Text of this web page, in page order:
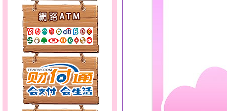
甜心女孩～金銀鋼女套鍊